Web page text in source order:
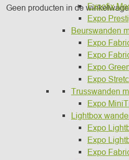
Geen producten in de Expofix
Expo
Beurswanden
Expo
Expo
Expo
Expo
Trusswanden
Expo
Lightbox
Expo
Expo
Expo